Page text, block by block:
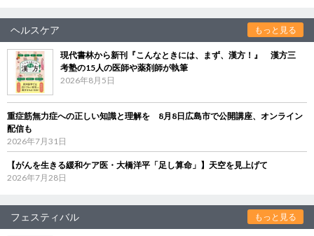
ヘルスケア もっと見る
現代書林から新刊『こんなときには、まず、漢方！』 漢方三
考塾の15人の医師や薬剤師が執筆
2026年8月5日
重症筋無力症への正しい知識と理解を 8月8日広島市で公開講座、オンライン
配信も
2026年7月31日
【がんを生きる緩和ケア医・大橋洋平「足し算命」】天空を見上げて
2026年7月28日
フェスティバル もっと見る